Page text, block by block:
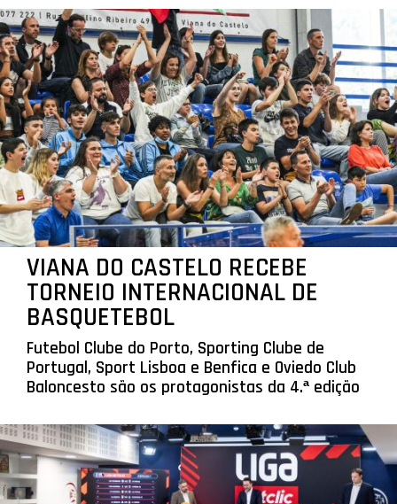
VIANA DO CASTELO RECEBE
TORNEIO INTERNACIONAL DE
BASQUETEBOL
Futebol Clube do Porto, Sporting Clube de
Portugal, Sport Lisboa e Benfica e Oviedo Club
Baloncesto são os protagonistas da 4.ª edição